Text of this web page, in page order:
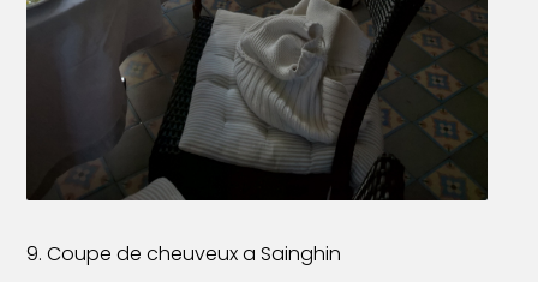
9. Coupe de cheuveux a Sainghin